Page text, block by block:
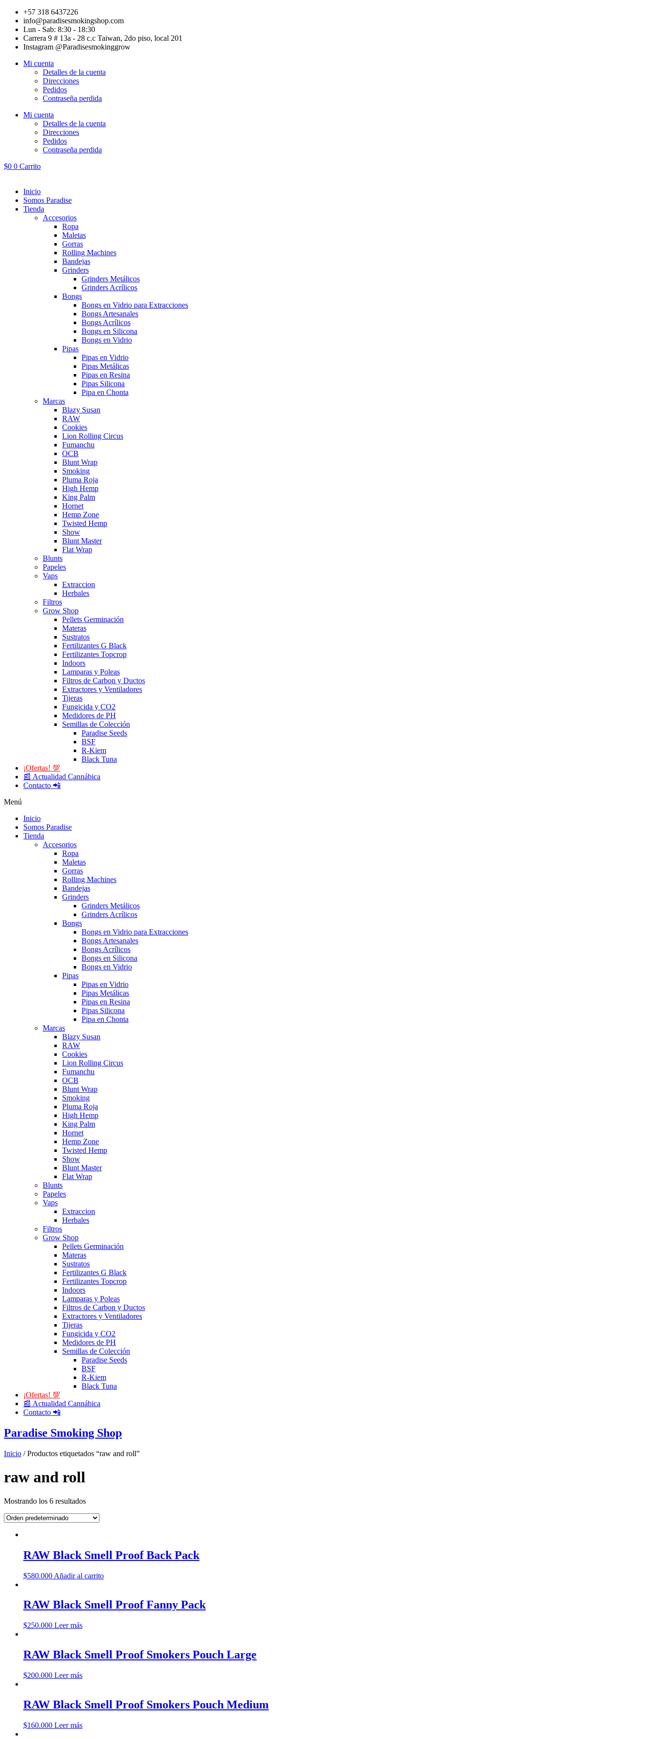
contenido
+57 318 6437226
info@paradisesmokingshop.com
Lun - Sab: 8:30 - 18:30
Carrera 9 # 13a - 28 c.c Taiwan, 2do piso, local 201
Instagram @Paradisesmokinggrow
Mi cuenta
Detalles de la cuenta
Direcciones
Pedidos
Contraseña perdida
Mi cuenta
Detalles de la cuenta
Direcciones
Pedidos
Contraseña perdida
$0 0 Carrito
Inicio
Somos Paradise
Tienda
Accesorios
Ropa
Maletas
Gorras
Rolling Machines
Bandejas
Grinders
Grinders Metálicos
Grinders Acrílicos
Bongs
Bongs en Vidrio para Extracciones
Bongs Artesanales
Bongs Acrílicos
Bongs en Silicona
Bongs en Vidrio
Pipas
Pipas en Vidrio
Pipas Metálicas
Pipas en Resina
Pipas Silicona
Pipa en Chonta
Marcas
Blazy Susan
RAW
Cookies
Lion Rolling Circus
Fumanchu
OCB
Blunt Wrap
Smoking
Pluma Roja
High Hemp
King Palm
Hornet
Hemp Zone
Twisted Hemp
Show
Blunt Master
Flat Wrap
Blunts
Papeles
Vaps
Extraccion
Herbales
Filtros
Grow Shop
Pellets Germinación
Materas
Sustratos
Fertilizantes G Black
Fertilizantes Topcrop
Indoors
Lamparas y Poleas
Filtros de Carbon y Ductos
Extractores y Ventiladores
Tijeras
Fungicida y CO2
Medidores de PH
Semillas de Colección
Paradise Seeds
BSF
R-Kiem
Black Tuna
¡Ofertas! 💯
📰 Actualidad Cannábica
Contacto 📲
Menú
Inicio
Somos Paradise
Tienda
Accesorios
Ropa
Maletas
Gorras
Rolling Machines
Bandejas
Grinders
Grinders Metálicos
Grinders Acrílicos
Bongs
Bongs en Vidrio para Extracciones
Bongs Artesanales
Bongs Acrílicos
Bongs en Silicona
Bongs en Vidrio
Pipas
Pipas en Vidrio
Pipas Metálicas
Pipas en Resina
Pipas Silicona
Pipa en Chonta
Marcas
Blazy Susan
RAW
Cookies
Lion Rolling Circus
Fumanchu
OCB
Blunt Wrap
Smoking
Pluma Roja
High Hemp
King Palm
Hornet
Hemp Zone
Twisted Hemp
Show
Blunt Master
Flat Wrap
Blunts
Papeles
Vaps
Extraccion
Herbales
Filtros
Grow Shop
Pellets Germinación
Materas
Sustratos
Fertilizantes G Black
Fertilizantes Topcrop
Indoors
Lamparas y Poleas
Filtros de Carbon y Ductos
Extractores y Ventiladores
Tijeras
Fungicida y CO2
Medidores de PH
Semillas de Colección
Paradise Seeds
BSF
R-Kiem
Black Tuna
¡Ofertas! 💯
📰 Actualidad Cannábica
Contacto 📲
Paradise Smoking Shop
Inicio / Productos etiquetados “raw and roll”
raw and roll
Mostrando los 6 resultados
RAW Black Smell Proof Back Pack
$580.000 Añadir al carrito
RAW Black Smell Proof Fanny Pack
$250.000 Leer más
RAW Black Smell Proof Smokers Pouch Large
$200.000 Leer más
RAW Black Smell Proof Smokers Pouch Medium
$160.000 Leer más